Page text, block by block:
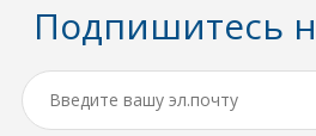
Подпишитесь